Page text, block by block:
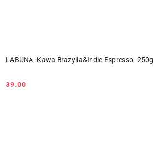
LABUNA -Kawa Brazylia&Indie Espresso- 250g
Cena:
39.00